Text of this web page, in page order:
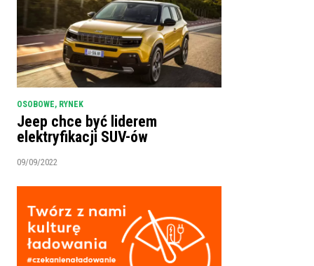
OSOBOWE, RYNEK
Jeep chce być liderem
elektryfikacji SUV-ów
09/09/2022